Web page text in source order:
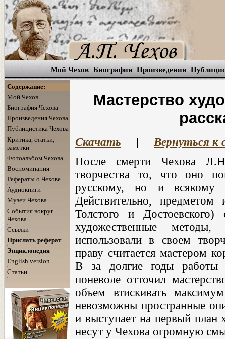
Мой Чехов Биография Произведения
Содержание:
Мой Чехов
Биография Чехова
Произведения Чехова
Публицистика Чехова
Критика, статьи,
заметки
Фотоальбом Чехова
Воспоминания
Рефераты о Чехове
Аудиокниги
Музеи Чехова
События вокруг
Чехова
Ссылки
Прислать реферат
Энциклопедия
English version
Статьи
Мастерство
Скачать |Вернуться к
После смерти Чехова
творчества то, что оно
русскому, но и всякому
Действительно,
Толстого и
художественные
использовали в своем
праву считается мастером
В за долгие годы работы
поневоле отточил
объем втискивать
невозможны пространные
и выступает на первый план
несут у Чехова огромную